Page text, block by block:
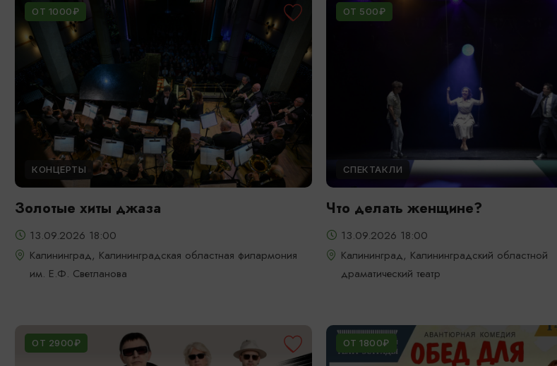
ОТ 1000₽
КОНЦЕРТЫ
Золотые хиты джаза
13.09.2026 18:00
Калининград, Калининградская областная филармония
им. Е.Ф. Светланова
ОТ 500₽
СПЕКТАКЛИ
Что делать женщине?
13.09.2026 18:00
Калининград, Калининградский областной
драматический театр
ОТ 2900₽ ОТ 1800₽